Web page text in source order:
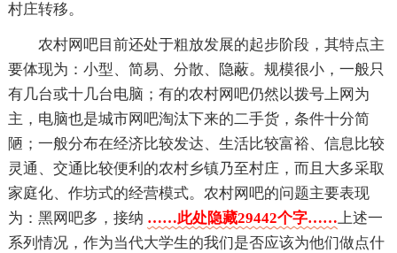
村庄转移。
农村网吧目前还处于粗放发展的起步阶段，其特点主
要体现为：小型、简易、分散、隐蔽。规模很小，一般只
有几台或十几台电脑；有的农村网吧仍然以拨号上网为
主，电脑也是城市网吧淘汰下来的二手货，条件十分简
陋；一般分布在经济比较发达、生活比较富裕、信息比较
灵通、交通比较便利的农村乡镇乃至村庄，而且大多采取
家庭化、作坊式的经营模式。农村网吧的问题主要表现
为：黑网吧多，接纳 ……此处隐藏29442个字……上述一
系列情况，作为当代大学生的我们是否应该为他们做点什